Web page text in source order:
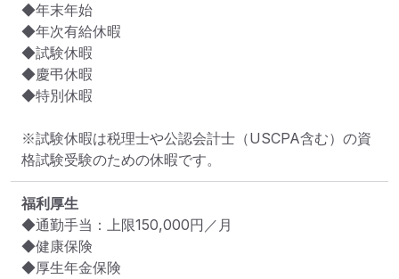
◆年末年始
◆年次有給休暇
◆試験休暇
◆慶弔休暇
◆特別休暇
※試験休暇は税理士や公認会計士（USCPA含む）の資
格試験受験のための休暇です。
福利厚生
◆通勤手当：上限150,000円／月
◆健康保険
◆厚生年金保険